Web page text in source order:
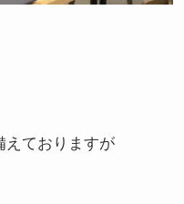
えておりますが